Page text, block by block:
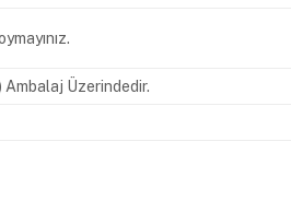
Üzerindedir.